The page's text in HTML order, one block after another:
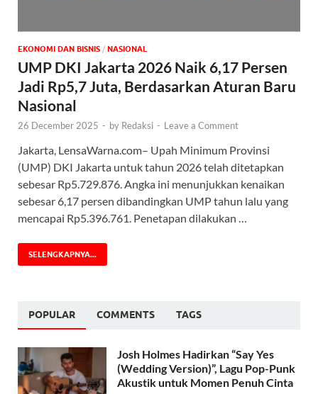
EKONOMI DAN BISNIS / NASIONAL
UMP DKI Jakarta 2026 Naik 6,17 Persen
Jadi Rp5,7 Juta, Berdasarkan Aturan Baru
Nasional
26 December 2025 - by Redaksi - Leave a Comment
Jakarta, LensaWarna.com– Upah Minimum Provinsi
(UMP) DKI Jakarta untuk tahun 2026 telah ditetapkan
sebesar Rp5.729.876. Angka ini menunjukkan kenaikan
sebesar 6,17 persen dibandingkan UMP tahun lalu yang
mencapai Rp5.396.761. Penetapan dilakukan …
SELENGKAPNYA...
POPULAR COMMENTS TAGS
Josh Holmes Hadirkan “Say Yes
(Wedding Version)”, Lagu Pop-Punk
Akustik untuk Momen Penuh Cinta